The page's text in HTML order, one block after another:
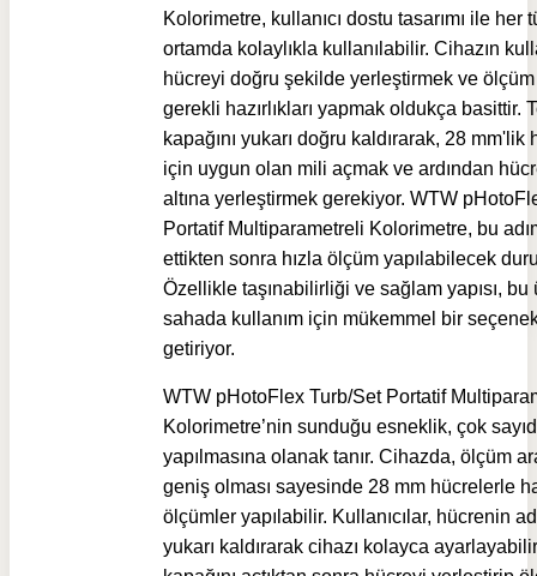
Kolorimetre, kullanıcı dostu tasarımı ile her
ortamda kolaylıkla kullanılabilir. Cihazın
hücreyi doğru şekilde yerleştirmek ve
gerekli hazırlıkları yapmak oldukça basittir.
kapağını yukarı doğru kaldırarak, 28 mm'lik
için uygun olan mili açmak ve ardından
altına yerleştirmek gerekiyor. WTW
Portatif Multiparametreli Kolorimetre, bu
ettikten sonra hızla ölçüm yapılabilecek
Özellikle taşınabilirliği ve sağlam yapısı, bu
sahada kullanım için mükemmel bir
getiriyor.
WTW pHotoFlex Turb/Set Portatif
Kolorimetre’nin sunduğu esneklik, çok
yapılmasına olanak tanır. Cihazda, ölçüm
geniş olması sayesinde 28 mm hücrelerle
ölçümler yapılabilir. Kullanıcılar, hücrenin
yukarı kaldırarak cihazı kolayca ayarlayabilir